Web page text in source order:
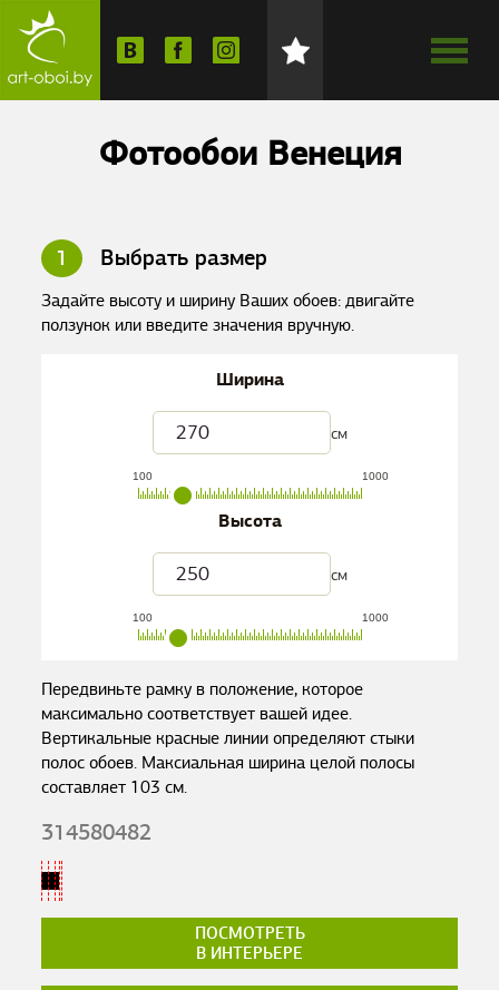
Фотообои Венеция
1 Выбрать размер
Задайте высоту и ширину Ваших обоев: двигайте
ползунок или введите значения вручную.
Ширина
см
100 1000
Высота
см
100 1000
Передвиньте рамку в положение, которое
максимально соответствует вашей идее.
Вертикальные красные линии определяют стыки
полос обоев. Максиальная ширина целой полосы
составляет 103 см.
314580482
ПОСМОТРЕТЬ
В ИНТЕРЬЕРЕ